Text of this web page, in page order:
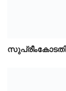
സുപ്രീംകോടതി